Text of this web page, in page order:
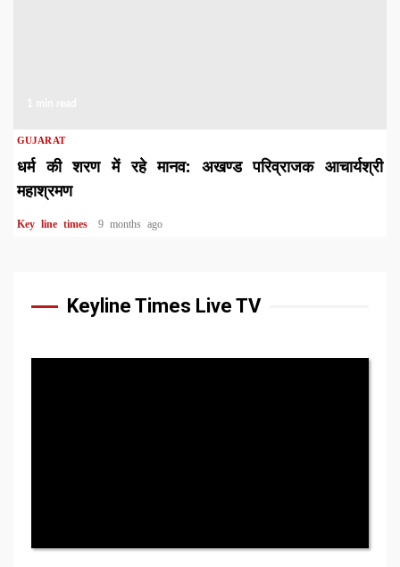
GUJARAT
धर्म की शरण में रहे मानव: अखण्ड परिव्राजक आचार्यश्री
महाश्रमण
Key line times 9 months ago
Keyline Times Live TV